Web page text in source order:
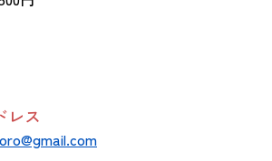
レス